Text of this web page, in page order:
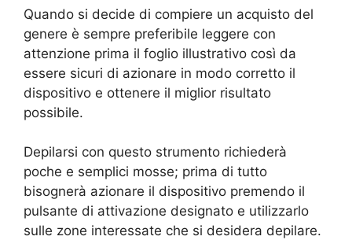
Quando si decide di compiere un acquisto del
genere è sempre preferibile leggere con
attenzione prima il foglio illustrativo così da
essere sicuri di azionare in modo corretto il
dispositivo e ottenere il miglior risultato
possibile.
Depilarsi con questo strumento richiederà
poche e semplici mosse; prima di tutto
bisognerà azionare il dispositivo premendo il
pulsante di attivazione designato e utilizzarlo
sulle zone interessate che si desidera depilare.